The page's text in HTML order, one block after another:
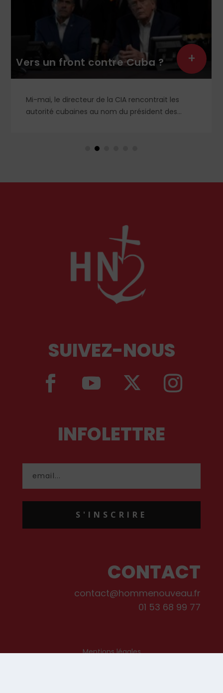
Vers un front contre Cuba ?
Mi-mai, le directeur de la CIA rencontrait les
autorité cubaines au nom du président des
de gouvernance, dans la lignée du Vénézuela et
+
SUIVEZ-NOUS
INFOLETTRE
S'INSCRIRE
CONTACT
contact@hommenouveau.fr
01 53 68 99 77
Mentions légales